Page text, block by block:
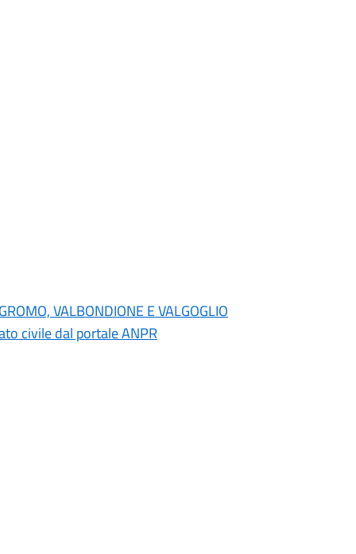
VALBONDIONE E VALGOGLIO
civile dal portale ANPR